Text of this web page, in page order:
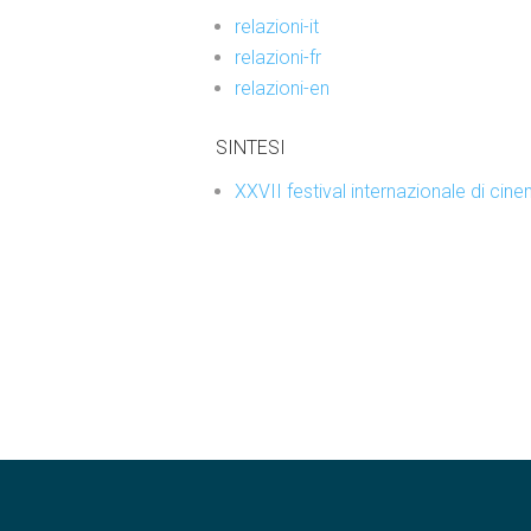
relazioni-it
relazioni-fr
relazioni-en
SINTESI
XXVII festival internazionale di